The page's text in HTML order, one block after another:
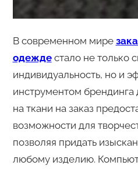
В современном мире
одеждестало не только
индивидуальность, но и
инструментом
на ткани на заказ
возможности для
позволяя придать
любому изделию.